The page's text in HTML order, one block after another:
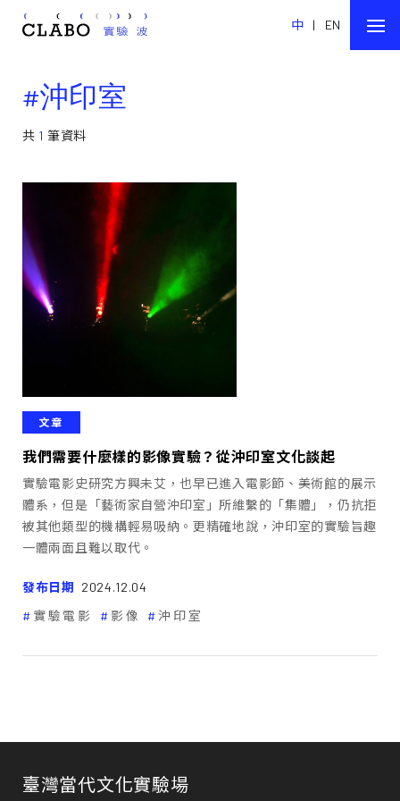
中 | EN
#沖印室
共 1 筆資料
文章
我們需要什麼樣的影像實驗？從沖印室文化談起
實驗電影史研究方興未艾，也早已進入電影節、美術館的展示
體系，但是「藝術家自營沖印室」所維繫的「集體」，仍抗拒
被其他類型的機構輕易吸納。更精確地說，沖印室的實驗旨趣
一體兩面且難以取代。
發布日期 2024.12.04
實驗電影
影像 沖印室
臺灣當代文化實驗場